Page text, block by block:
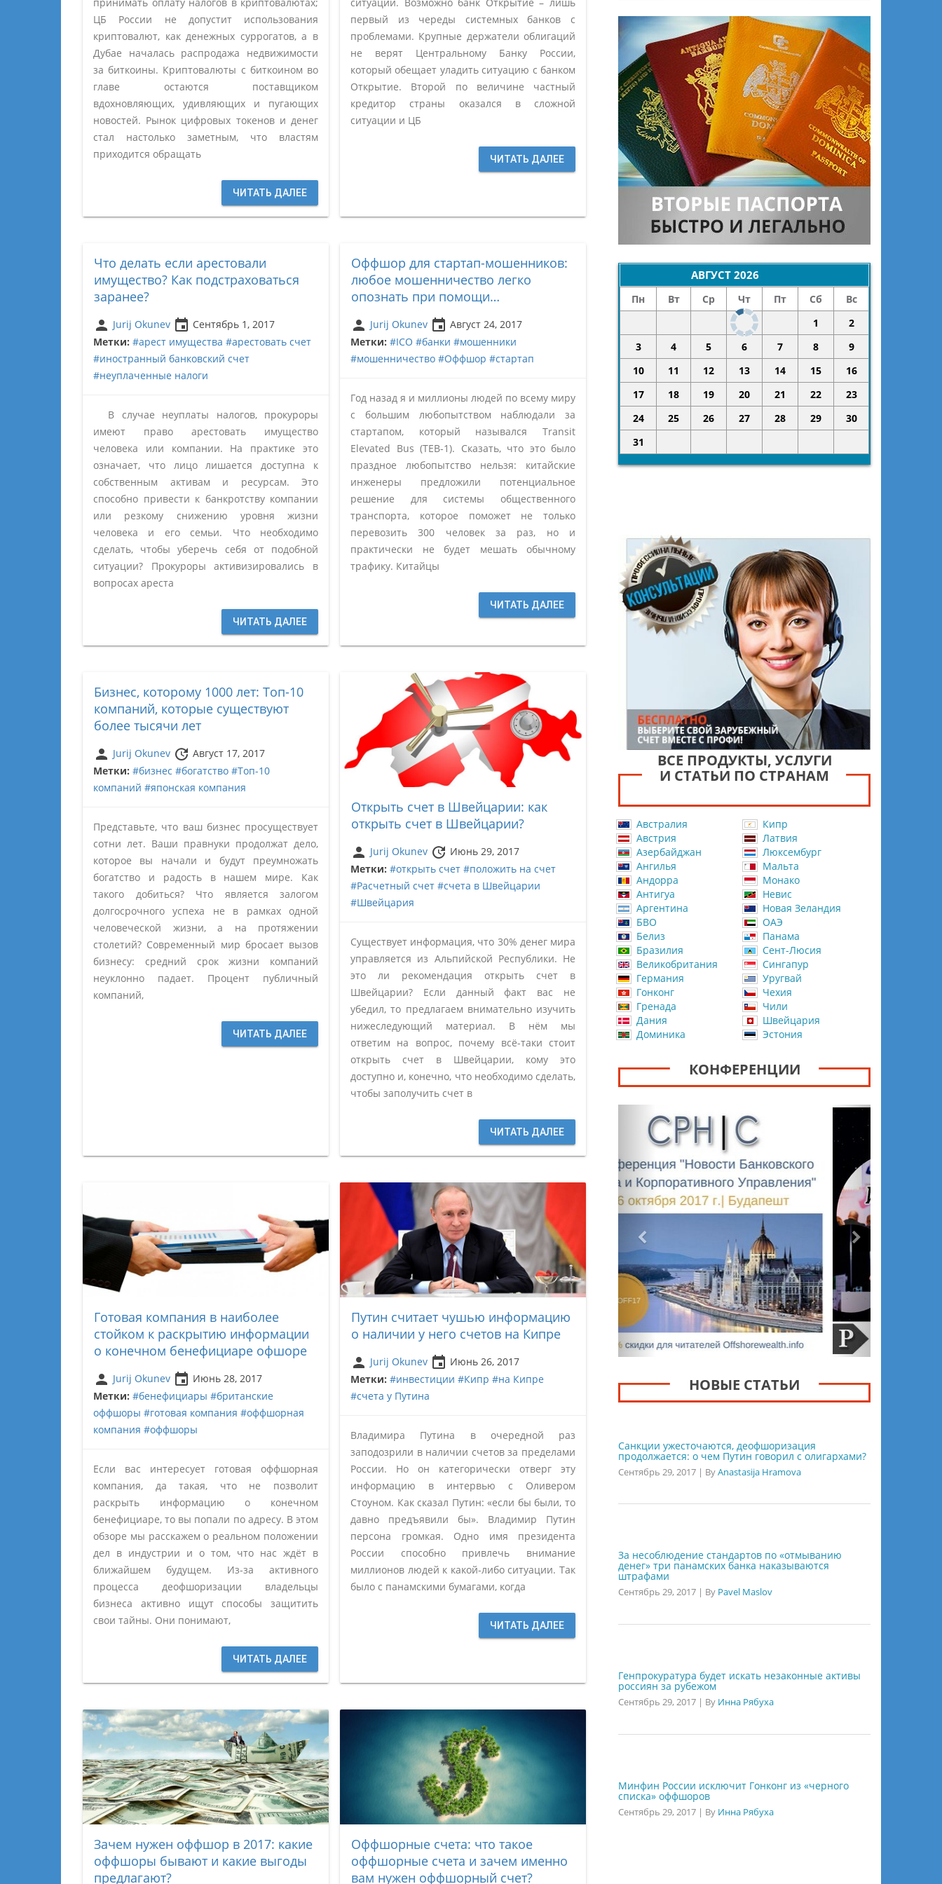
ЦБ России не допустит использования
криптовалют, как денежных суррогатов, а в
Дубае началась распродажа недвижимости
за биткоины. Криптовалюты с биткоином во
главе остаются поставщиком
вдохновляющих, удивляющих и пугающих
новостей. Рынок цифровых токенов и денег
стал настолько заметным, что властям
приходится обращать
ЧИТАТЬ ДАЛЕЕ
первый из череды системных банков с
проблемами. Крупные держатели облигаций
не верят Центральному Банку России,
который обещает уладить ситуацию с банком
Открытие. Второй по величине частный
кредитор страны оказался в сложной
ситуации и ЦБ
ЧИТАТЬ ДАЛЕЕ
Что делать если арестовали
имущество? Как подстраховаться
заранее?
person Jurij Okunev insert_invitation Сентябрь 1, 2017
Метки: #арест имущества #арестовать счет
#иностранный банковский счет
#неуплаченные налоги
В случае неуплаты налогов, прокуроры
имеют право арестовать имущество
человека или компании. На практике это
означает, что лицо лишается доступна к
собственным активам и ресурсам. Это
способно привести к банкротству компании
или резкому снижению уровня жизни
человека и его семьи. Что необходимо
сделать, чтобы уберечь себя от подобной
ситуации? Прокуроры активизировались в
вопросах ареста
ЧИТАТЬ ДАЛЕЕ
Оффшор для стартап-мошенников:
любое мошенничество легко
опознать при помощи…
person Jurij Okunev insert_invitation Август 24, 2017
Метки: #ICO #банки #мошенники
#мошенничество #Оффшор #стартап
Год назад я и миллионы людей по всему миру
с большим любопытством наблюдали за
стартапом, который назывался Transit
Elevated Bus (TEB-1). Сказать, что это было
праздное любопытство нельзя: китайские
инженеры предложили потенциальное
решение для системы общественного
транспорта, которое поможет не только
перевозить 300 человек за раз, но и
практически не будет мешать обычному
трафику. Китайцы
ЧИТАТЬ ДАЛЕЕ
Бизнес, которому 1000 лет: Топ-10
компаний, которые существуют
более тысячи лет
person Jurij Okunev update Август 17, 2017
Метки: #бизнес #богатство #Топ-10
компаний #японская компания
Представьте, что ваш бизнес просуществует
сотни лет. Ваши правнуки продолжат дело,
которое вы начали и будут преумножать
богатство и радость в нашем мире. Как
такого добиться? Что является залогом
долгосрочного успеха не в рамках одной
человеческой жизни, а на протяжении
столетий? Современный мир бросает вызов
бизнесу: средний срок жизни компаний
неуклонно падает. Процент публичный
компаний,
ЧИТАТЬ ДАЛЕЕ
Открыть счет в Швейцарии: как
открыть счет в Швейцарии?
person Jurij Okunev update Июнь 29, 2017
Метки: #открыть счет #положить на счет
#Расчетный счет #счета в Швейцарии
#Швейцария
Существует информация, что 30% денег мира
управляется из Альпийской Республики. Не
это ли рекомендация открыть счет в
Швейцарии? Если данный факт вас не
убедил, то предлагаем внимательно изучить
нижеследующий материал. В нём мы
ответим на вопрос, почему всё-таки стоит
открыть счет в Швейцарии, кому это
доступно и, конечно, что необходимо сделать,
чтобы заполучить счет в
ЧИТАТЬ ДАЛЕЕ
Готовая компания в наиболее
стойком к раскрытию информации
о конечном бенефициаре офшоре
person Jurij Okunev insert_invitation Июнь 28, 2017
Метки: #бенефициары #британские
оффшоры #готовая компания #оффшорная
компания #оффшоры
Если вас интересует готовая оффшорная
компания, да такая, что не позволит
раскрыть информацию о конечном
бенефициаре, то вы попали по адресу. В этом
обзоре мы расскажем о реальном положении
дел в индустрии и о том, что нас ждёт в
ближайшем будущем. Из-за активного
процесса деофшоризации владельцы
бизнеса активно ищут способы защитить
свои тайны. Они понимают,
ЧИТАТЬ ДАЛЕЕ
Путин считает чушью информацию
о наличии у него счетов на Кипре
person Jurij Okunev insert_invitation Июнь 26, 2017
Метки: #инвестиции #Кипр #на Кипре
#счета у Путина
Владимира Путина в очередной раз
заподозрили в наличии счетов за пределами
России. Но он категорически отверг эту
информацию в интервью с Оливером
Стоуном. Как сказал Путин: «если бы были, то
давно предъявили бы». Владимир Путин
персона громкая. Одно имя президента
России способно привлечь внимание
миллионов людей к какой-либо ситуации. Так
было с панамскими бумагами, когда
ЧИТАТЬ ДАЛЕЕ
Зачем нужен оффшор в 2017: какие
оффшоры бывают и какие выгоды
предлагают?
Оффшорные счета: что такое
оффшорные счета и зачем именно
вам нужен оффшорный счет?
АВГУСТ 2026
Пн Вт Ср Чт Пт Сб
Вс
1
2
3
4 5 6 7 8
9
10
11 12 13 14 15
16
17
18 19 20 21 22
23
24
25 26 27 28 29
30
31
ВСЕ ПРОДУКТЫ, УСЛУГИ
И СТАТЬИ ПО СТРАНАМ
Австралия
Австрия
Азербайджан
Ангилья
Андорра
Антигуа
Аргентина
БВО
Белиз
Бразилия
Великобритания
Германия
Гонконг
Гренада
Дания
Доминика
Кипр
Латвия
Люксембург
Мальта
Монако
Невис
Новая Зеландия
ОАЭ
Панама
Сент-Люсия
Сингапур
Уругвай
Чехия
Чили
Швейцария
Эстония
КОНФЕРЕНЦИИ
Назад Вперёд
НОВЫЕ СТАТЬИ
Санкции ужесточаются, деофшоризация
продолжается: о чем Путин говорил с олигархами?
Сентябрь 29, 2017 | ByAnastasija Hramova
За несоблюдение стандартов по «отмыванию
денег» три панамских банка наказываются
штрафами
Сентябрь 29, 2017 | By Pavel Maslov
Генпрокуратура будет искать незаконные активы
россиян за рубежом
Сентябрь 29, 2017 | By Инна Рябуха
Минфин России исключит Гонконг из «черного
списка» оффшоров
Сентябрь 29, 2017 | By Инна Рябуха